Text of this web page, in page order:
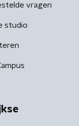
vragen
studio